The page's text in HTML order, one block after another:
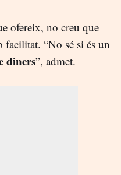
ofereix, no creu que
facilitat. “No sé si és un
diners”, admet.